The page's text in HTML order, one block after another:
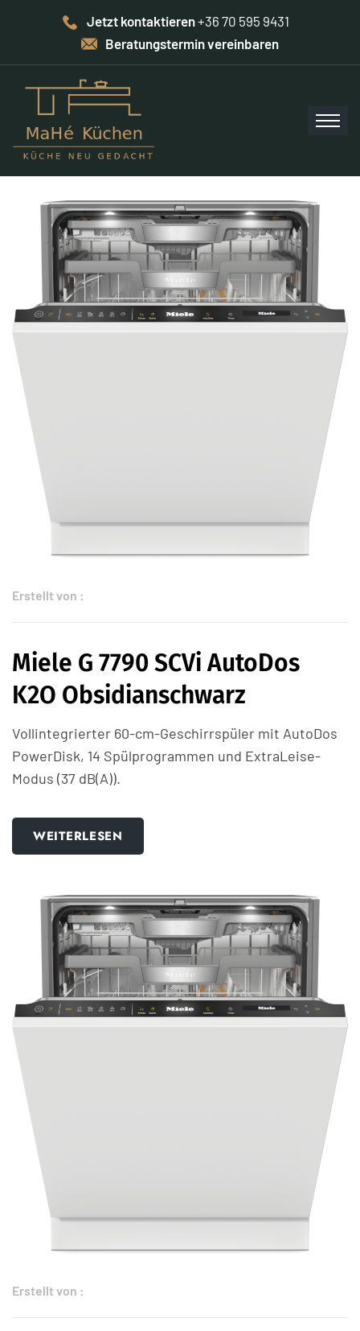
Jetzt kontaktieren+36 70 595 9431
Beratungstermin vereinbaren
Erstellt von :
Miele G 7790 SCVi AutoDos
K2O Obsidianschwarz
Vollintegrierter 60-cm-Geschirrspüler mit AutoDos
PowerDisk, 14 Spülprogrammen und ExtraLeise-
Modus (37 dB(A)).
WEITERLESEN
Erstellt von :